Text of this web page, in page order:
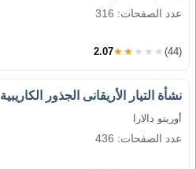
عدد الصفحات: 316
2.07★★★★★ (44)
نشأة التيار الأريقانى الجذور الكاريبية
أورينو دالارا
عدد الصفحات: 436